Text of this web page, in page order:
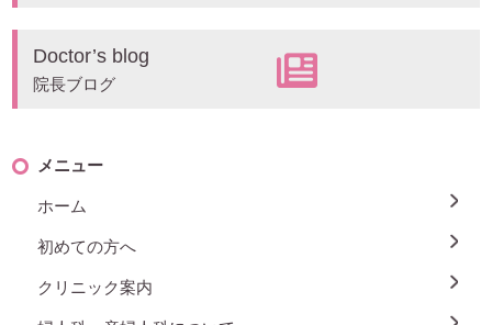
Doctor’s blog
院長ブログ
メニュー
ホーム
初めての方へ
クリニック案内